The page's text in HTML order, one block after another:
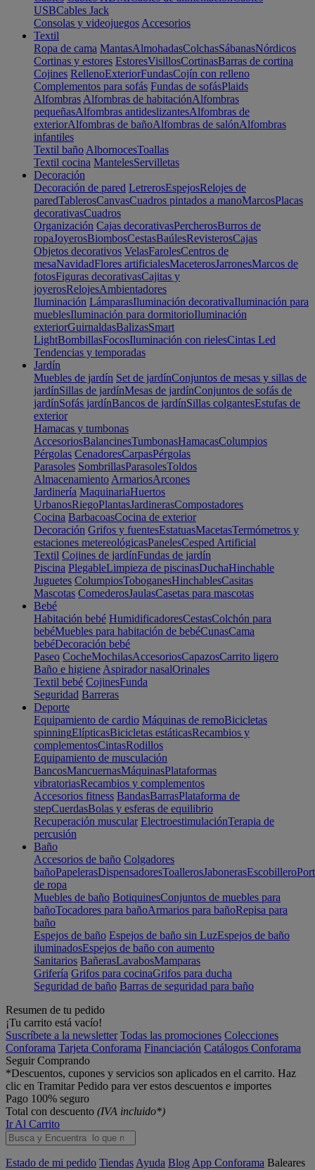
USBCables Jack
Consolas y videojuegos Accesorios
Textil
Ropa de cama MantasAlmohadasColchasSábanasNórdicos
Cortinas y estores EstoresVisillosCortinasBarras de cortina
Cojines RellenoExteriorFundasCojín con relleno
Complementos para sofás Fundas de sofásPlaids
Alfombras Alfombras de habitaciónAlfombras
pequeñasAlfombras antideslizantesAlfombras de
exteriorAlfombras de bañoAlfombras de salónAlfombras
infantiles
Textil baño AlbornocesToallas
Textil cocina MantelesServilletas
Decoración
Decoración de pared LetrerosEspejosRelojes de
paredTablerosCanvasCuadros pintados a manoMarcosPlacas
decorativasCuadros
Organización Cajas decorativasPercherosBurros de
ropaJoyerosBiombosCestasBaúlesRevisterosCajas
Objetos decorativos VelasFarolesCentros de
mesaNavidadFlores artificialesMaceterosJarronesMarcos de
fotosFiguras decorativasCajitas y
joyerosRelojesAmbientadores
Iluminación LámparasIluminación decorativaIluminación para
mueblesIluminación para dormitorioIluminación
exteriorGuirnaldasBalizasSmart
LightBombillasFocosIluminación con rielesCintas Led
Tendencias y temporadas
Jardín
Muebles de jardín Set de jardínConjuntos de mesas y sillas de
jardínSillas de jardínMesas de jardínConjuntos de sofás de
jardínSofás jardínBancos de jardínSillas colgantesEstufas de
exterior
Hamacas y tumbonas
AccesoriosBalancinesTumbonasHamacasColumpios
Pérgolas CenadoresCarpasPérgolas
Parasoles SombrillasParasolesToldos
Almacenamiento ArmariosArcones
Jardinería MaquinariaHuertos
UrbanosRiegoPlantasJardinerasCompostadores
Cocina BarbacoasCocina de exterior
Decoración Grifos y fuentesEstatuasMacetasTermómetros y
estaciones metereológicasPanelesCesped Artificial
Textil Cojines de jardínFundas de jardín
Piscina PlegableLimpieza de piscinasDuchaHinchable
Juguetes ColumpiosToboganesHinchablesCasitas
Mascotas ComederosJaulasCasetas para mascotas
Bebé
Habitación bebé HumidificadoresCestasColchón para
bebéMuebles para habitación de bebéCunasCama
bebéDecoración bebé
Paseo CocheMochilasAccesoriosCapazosCarrito ligero
Baño e higiene Aspirador nasalOrinales
Textil bebé CojinesFunda
Seguridad Barreras
Deporte
Equipamiento de cardio Máquinas de remoBicicletas
spinningElípticasBicicletas estáticasRecambios y
complementosCintasRodillos
Equipamiento de musculación
BancosMancuernasMáquinasPlataformas
vibratoriasRecambios y complementos
Accesorios fitness BandasBarrasPlataforma de
stepCuerdasBolas y esferas de equilibrio
Recuperación muscular ElectroestimulaciónTerapia de
percusión
Baño
Accesorios de baño Colgadores
bañoPapelerasDispensadoresToallerosJabonerasEscobillero
de ropa
Muebles de baño BotiquinesConjuntos de muebles para
bañoTocadores para bañoArmarios para bañoRepisa para
baño
Espejos de baño Espejos de baño sin LuzEspejos de baño
iluminadosEspejos de baño con aumento
Sanitarios BañerasLavabosMamparas
Grifería Grifos para cocinaGrifos para ducha
Seguridad de baño Barras de seguridad para baño
Resumen de tu pedido
¡Tu carrito está vacío!
Suscríbete a la newsletter Todas las promociones Colecciones
Conforama Tarjeta Conforama Financiación Catálogos Conforama
Seguir Comprando
*Descuentos, cupones y servicios son aplicados en el carrito. Haz
clic en Tramitar Pedido para ver estos descuentos e importes
Pago 100% seguro
Total con descuento (IVA incluido*)
Ir Al Carrito
Estado de mi pedido Tiendas Ayuda Blog App Conforama Baleares